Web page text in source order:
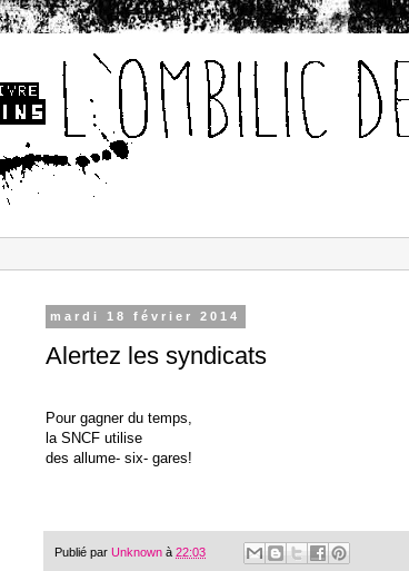
mardi 18 février 2014
Alertez les syndicats
Pour gagner du temps,
la SNCF utilise
des allume- six- gares!
Publié par Unknown à 22:03